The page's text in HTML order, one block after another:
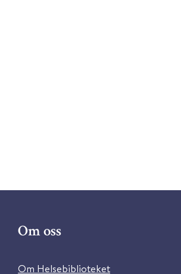
Om oss
Om Helsebiblioteket